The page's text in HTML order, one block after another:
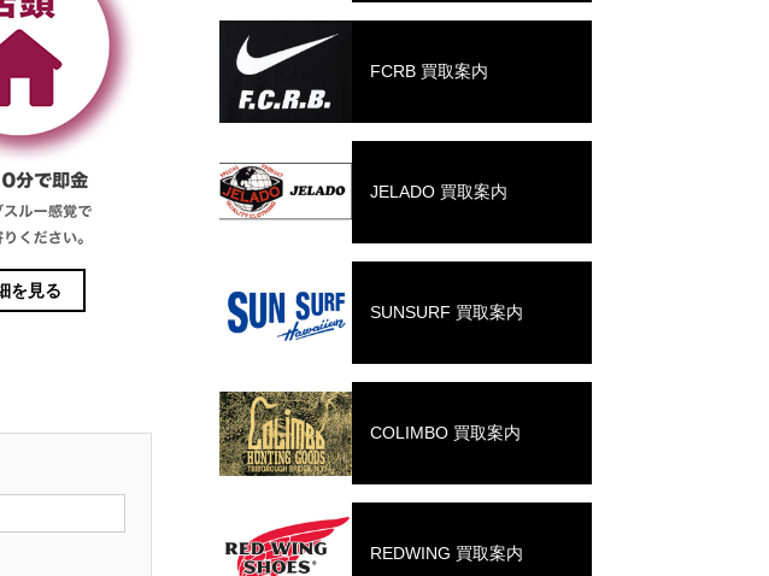
を見る
FCRB 買取案内
JELADO 買取案内
SUNSURF 買取案内
COLIMBO 買取案内
REDWING 買取案内